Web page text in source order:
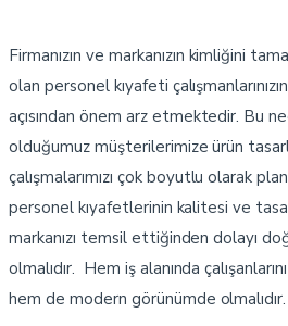
Firmanızın ve markanızın kimliğini
olan personel kıyafeti
açısından önem arz etmektedir. Bu
olduğumuz müşterilerimize ürün
çalışmalarımızı çok boyutlu olarak
personel kıyafetlerinin kalitesi ve
markanızı temsil ettiğinden dolayı
olmalıdır. Hem iş alanında
hem de modern görünümde olmalıdır.